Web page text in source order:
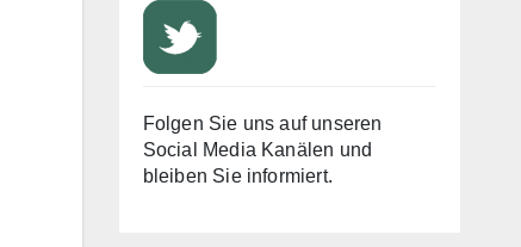
Folgen Sie uns auf unseren
Social Media Kanälen und
bleiben Sie informiert.